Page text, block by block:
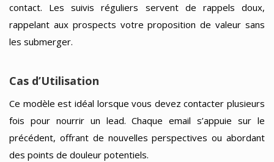
contact. Les suivis réguliers servent de rappels doux,
rappelant aux prospects votre proposition de valeur sans
les submerger.
Cas d’Utilisation
Ce modèle est idéal lorsque vous devez contacter plusieurs
fois pour nourrir un lead. Chaque email s’appuie sur le
précédent, offrant de nouvelles perspectives ou abordant
des points de douleur potentiels.